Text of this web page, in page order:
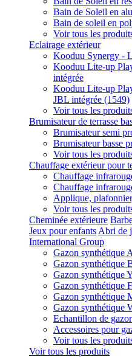
Bain de Soleil en
Bain de soleil en
Voir tous les
Eclairage extérieur
Kooduu Synergy -
Kooduu Lite-up
intégrée
Kooduu Lite-up
JBL intégrée (1549)
Voir tous les
Brumisateur de terrasse
Brumisateur semi
Brumisateur basse
Voir tous les
Chauffage extérieur pour
Chauffage
Chauffage
Applique,
Voir tous les
Cheminée extérieure
Jeux pour enfants Abri de
International Group
Gazon synthétique
Gazon synthétique
Gazon synthétique
Gazon synthétique
Gazon synthétique
Gazon synthétique
Echantillon de
Accessoires pour
Voir tous les
Voir tous les produits